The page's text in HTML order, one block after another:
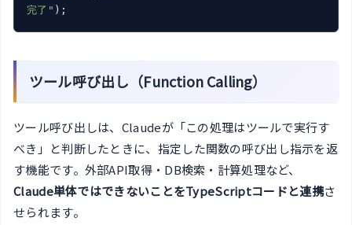
完了" );
ツール呼び出し（Function Calling）
ツール呼び出しは、Claudeが「この処理はツールで実行す
べき」と判断したときに、指定した関数の呼び出し指示を返
す機能です。外部API取得・DB検索・計算処理など、
Claude単体ではできないことをTypeScriptコードと連携さ
せられます。